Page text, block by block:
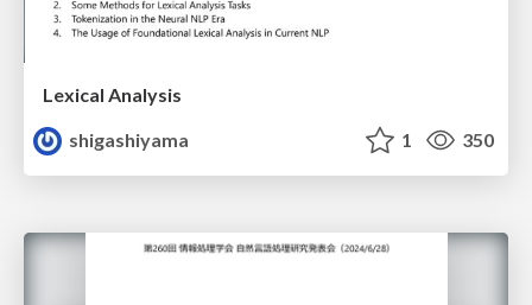
Lexical Analysis
shigashiyama
1 350